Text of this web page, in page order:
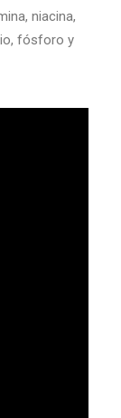
niacina,
fósforo y